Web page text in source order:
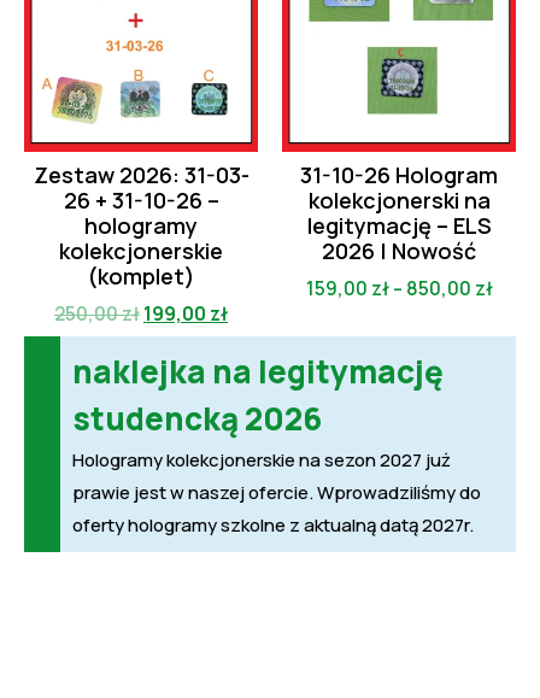
Zestaw 2026: 31-03-
26 + 31-10-26 –
hologramy
kolekcjonerskie
(komplet)
250,00zł199,00 zł
31-10-26 Hologram
kolekcjonerski na
legitymację – ELS
2026 | Nowość
159,00 zł– 850,00 zł
naklejka na legitymację
studencką 2026
Hologramy kolekcjonerskie na sezon 2027 już
prawie jest w naszej ofercie. Wprowadziliśmy do
oferty hologramy szkolne z aktualną datą 2027r.